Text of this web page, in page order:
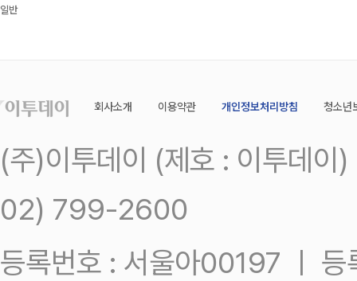
일반
회사소개 이용약관 개인정보처리방침 청소년
(주)이투데이 (제호 : 이투데
02) 799-2600
등록번호 : 서울아00197 ㅣ